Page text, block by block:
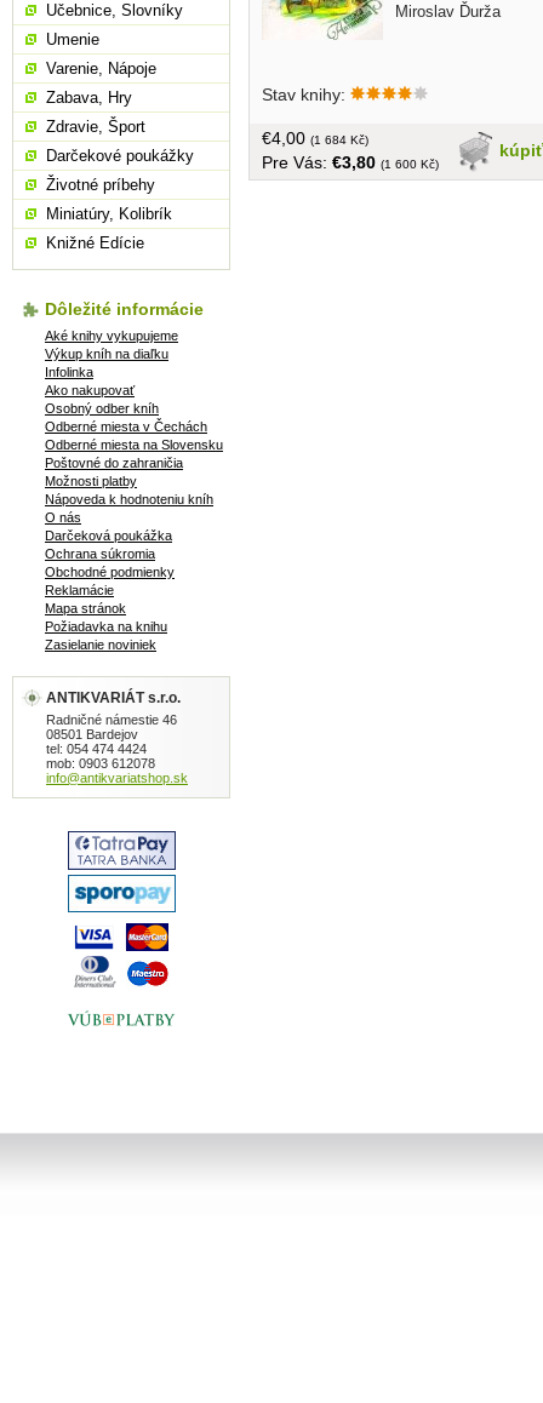
Miroslav Ďurža
Stav knihy:
kúpiť
€4,00 (1 684 Kč)
Pre Vás: €3,80 (1 600 Kč)
Učebnice, Slovníky
Umenie
Varenie, Nápoje
Zabava, Hry
Zdravie, Šport
Darčekové poukážky
Životné príbehy
Miniatúry, Kolibrík
Knižné Edície
Dôležité informácie
Aké knihy vykupujeme
Výkup kníh na diaľku
Infolinka
Ako nakupovať
Osobný odber kníh
Odberné miesta v Čechách
Odberné miesta na Slovensku
Poštovné do zahraničia
Možnosti platby
Nápoveda k hodnoteniu kníh
O nás
Darčeková poukážka
Ochrana súkromia
Obchodné podmienky
Reklamácie
Mapa stránok
Požiadavka na knihu
Zasielanie noviniek
ANTIKVARIÁT s.r.o.
Radničné námestie 46
08501 Bardejov
tel: 054 474 4424
mob: 0903 612078
info@antikvariatshop.sk